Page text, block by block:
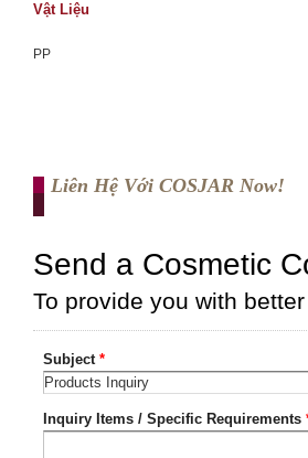
Vật Liệu
PP
Liên Hệ Với COSJAR Now!